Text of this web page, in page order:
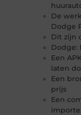
De
Dodge
Dit zijn
Dodge:
Een
laten
Een
prijs
Een